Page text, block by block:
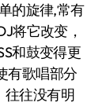
的旋律,常有
将它改变，
和鼓变得更
有歌唱部分
往往没有明